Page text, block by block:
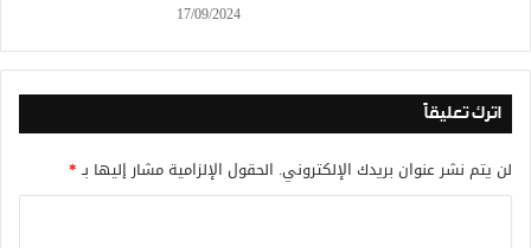
17/09/2024
اترك تعليقاً
لن يتم نشر عنوان بريدك الإلكتروني. الحقول الإلزامية مشار إليها بـ*